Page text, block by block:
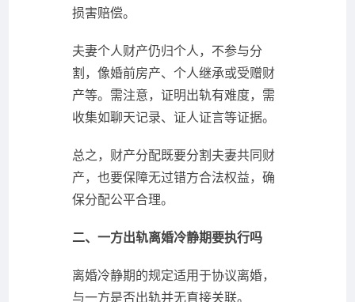
损害赔偿。
夫妻个人财产仍归个人，不参与分
割，像婚前房产、个人继承或受赠财
产等。需注意，证明出轨有难度，需
收集如聊天记录、证人证言等证据。
总之，财产分配既要分割夫妻共同财
产，也要保障无过错方合法权益，确
保分配公平合理。
二、一方出轨离婚冷静期要执行吗
离婚冷静期的规定适用于协议离婚，
与一方是否出轨并无直接关联。